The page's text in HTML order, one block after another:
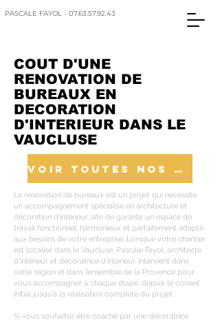
PASCALE FAYOL - 07.63.57.92.43
COUT D'UNE
RENOVATION DE
BUREAUX EN
DECORATION
D'INTERIEUR DANS LE
VAUCLUSE
VOIR TOUTES NOS REALISATIONS
La rénovation de bureaux est un projet qui nécessite
un accompagnement spécialisé en architecture et
décoration d’intérieur, afin de garantir un espace de
travail fonctionnel, harmonieux et parfaitement adapté
aux besoins de votre entreprise. Lorsque votre chantier
est localisé dans le Vaucluse, Pascale Fayol, architecte
d’intérieur et décoratrice d’intérieur, intervient dans
cette région et dans l’ensemble de la Provence pour
vous accompagner à chaque étape, depuis le conseil
initial jusqu’à la réalisation complète du projet.
Si vous souhaitez être coaché par une décoratrice